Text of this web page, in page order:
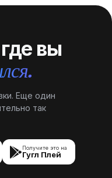
вы
Еще один
так
Получите это на
Гугл Плей